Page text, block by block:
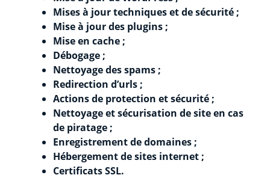
Mises à jour techniques et de sécurité ;
Mise à jour des plugins ;
Mise en cache ;
Débogage ;
Nettoyage des spams ;
Redirection d’urls ;
Actions de protection et sécurité ;
Nettoyage et sécurisation de site en cas
de piratage ;
Enregistrement de domaines ;
Hébergement de sites internet ;
Certificats SSL.